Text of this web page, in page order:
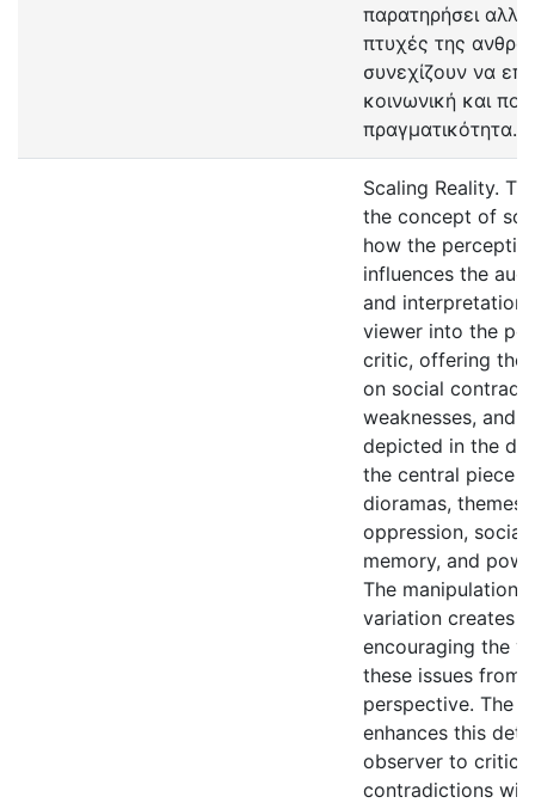
παρατηρήσει
πτυχές της
συνεχίζουν να
κοινωνική και
πραγματικότητα.
Scaling Reality.
the concept of
how the
influences the
and
viewer into the
critic, offering the
on social
weaknesses, and
depicted in the
the central piece
dioramas,
oppression,
memory, and
The manipulation
variation creates
encouraging the
these issues from
perspective. The
enhances this
observer to
contradictions